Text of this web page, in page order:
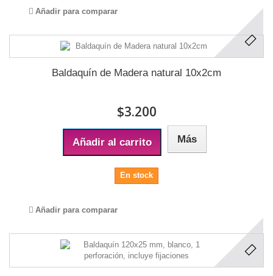
Añadir para comparar
Baldaquín de Madera natural 10x2cm
$3.200
Añadir al carrito Más
En stock
Añadir para comparar